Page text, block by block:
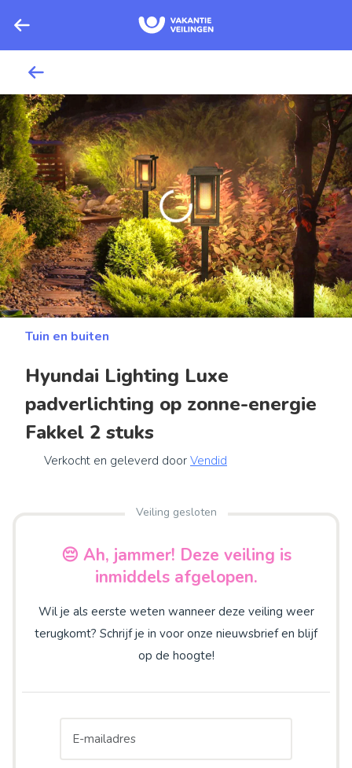
Tuin en buiten
Hyundai Lighting Luxe
padverlichting op zonne-energie
Fakkel 2 stuks
Verkocht en geleverd door Vendid
Veiling gesloten
😔 Ah, jammer! Deze veiling is
inmiddels afgelopen.
Wil je als eerste weten wanneer deze veiling weer
terugkomt? Schrijf je in voor onze nieuwsbrief en blijf
op de hoogte!